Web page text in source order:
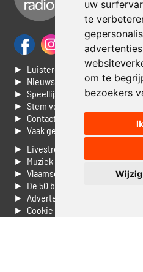
uw
te
om te
bezoekers
► Luisteren naar Jouwradio
► Nieuws
► Speellijst
► Stem voor de Dag top 3
► Contacteer ons
► Vaak gestelde vragen
► Livestream informatie
► Muziek opzoeken
► Vlaamse 100 Aller tijden
► De 50 beste van...
► Adverteren op Jouwradio
► Cookie voorkeuren wijzigen